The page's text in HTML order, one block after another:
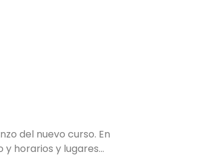
del nuevo curso. En
horarios y lugares...